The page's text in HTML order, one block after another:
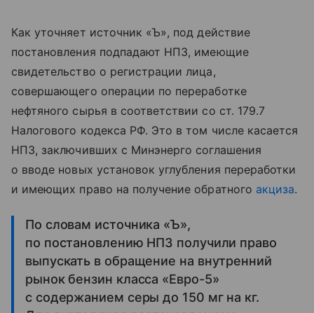
Как уточняет источник «Ъ», под действие
постановления подпадают НПЗ, имеющие
свидетельство о регистрации лица,
совершающего операции по переработке
нефтяного сырья в соответствии со ст. 179.7
Налогового кодекса РФ. Это в том числе касается
НПЗ, заключивших с Минэнерго соглашения
о вводе новых установок углубления переработки
и имеющих право на получение обратного акциза.
По словам источника «Ъ»,
по постановлению НПЗ получили право
выпускать в обращение на внутренний
рынок бензин класса «Евро-5»
с содержанием серы до 150 мг на кг.